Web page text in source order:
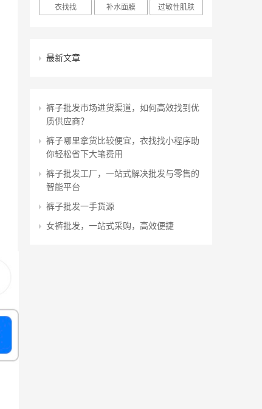
衣找找
补水面膜 过敏性肌肤
最新文章
裤子批发市场进货渠道，如何高效找到优
质供应商？
裤子哪里拿货比较便宜，衣找找小程序助
你轻松省下大笔费用
裤子批发工厂，一站式解决批发与零售的
智能平台
裤子批发一手货源
女裤批发，一站式采购，高效便捷